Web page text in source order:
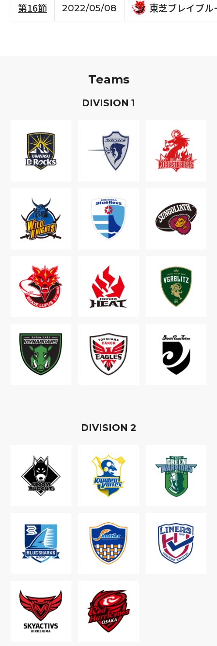
第16節
2022/05/08 東芝ブレイブ
Teams
DIVISION 1
DIVISION 2